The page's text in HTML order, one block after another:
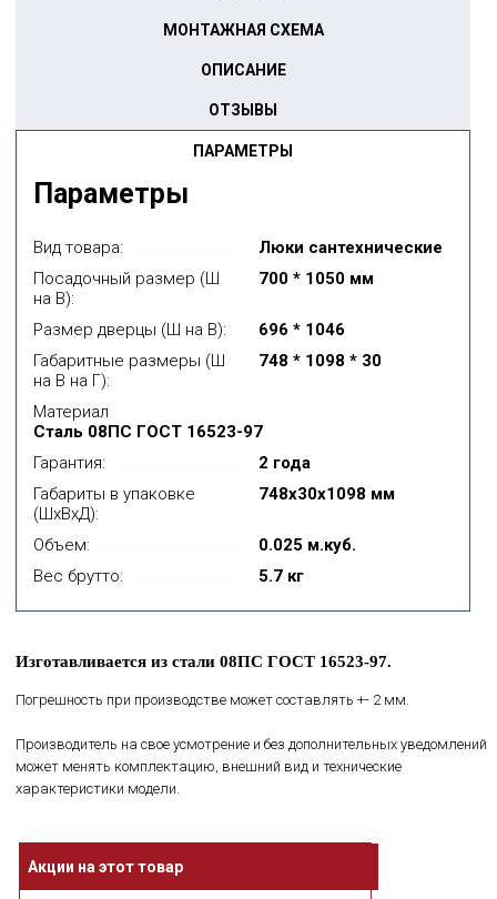
ПАРАМЕТРЫ
МОНТАЖНАЯ СХЕМА
ОПИСАНИЕ
ОТЗЫВЫ
Параметры
Вид товара:
Люки сантехнические
Посадочный размер (Ш
на В):
700 * 1050 мм
Размер дверцы (Ш на В):
696 * 1046
Габаритные размеры (Ш
на В на Г):
748 * 1098 * 30
Материал
Сталь 08ПС ГОСТ 16523-97
Гарантия:
2 года
Габариты в упаковке
(ШхВхД):
748x30x1098 мм
Объем:
0.025 м.куб.
Вес брутто:
5.7 кг
Изготавливается из стали 08ПС ГОСТ 16523-97.
Погрешность при производстве может составлять +- 2 мм.
Производитель на свое усмотрение и без дополнительных уведомлений
может менять комплектацию, внешний вид и технические
характеристики модели.
Акции на этот товар